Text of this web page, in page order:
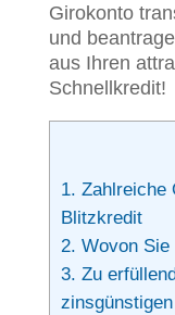
Girokonto
und
aus Ihren
Schnellkredit!
1. Zahlreiche
Blitzkredit
2. Wovon
3. Zu